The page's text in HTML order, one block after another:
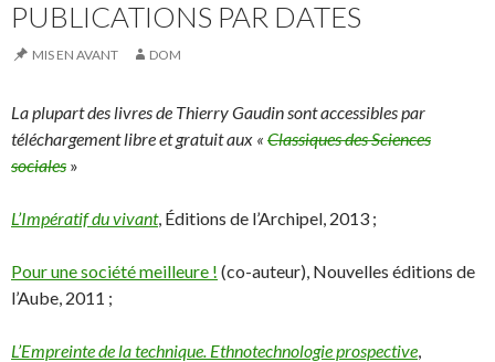
PUBLICATIONS PAR DATES
MIS EN AVANT DOM
La plupart des livres de Thierry Gaudin sont accessibles par
téléchargement libre et gratuit aux « Classiques des Sciences
sociales »
L’Impératif du vivant, Éditions de l’Archipel, 2013 ;
Pour une société meilleure ! (co-auteur), Nouvelles éditions de
l’Aube, 2011 ;
L’Empreinte de la technique. Ethnotechnologie prospective